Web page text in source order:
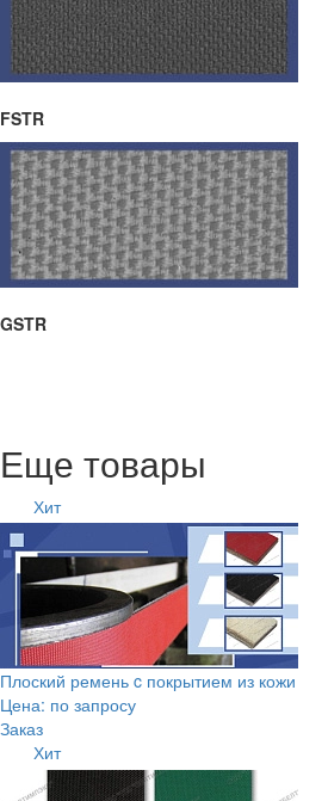
FSTR
GSTR
Еще товары
Хит
Плоский ремень c покрытием из кожи
Цена: по запросу
Заказ
Хит